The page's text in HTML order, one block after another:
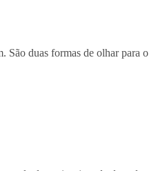
São duas formas de olhar para o